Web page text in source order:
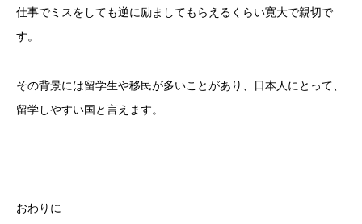
仕事でミスをしても逆に励ましてもらえるくらい寛大で親切で
す。
その背景には留学生や移民が多いことがあり、日本人にとって、
留学しやすい国と言えます。
おわりに